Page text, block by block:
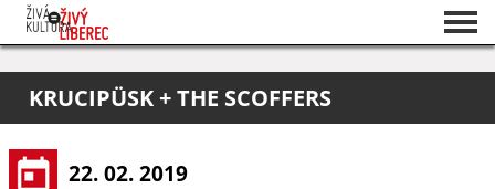
O projektu
Pořadatelé
KRUCIPÜSK + THE SCOFFERS
22. 02. 2019